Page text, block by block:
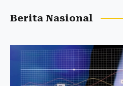
Berita Nasional